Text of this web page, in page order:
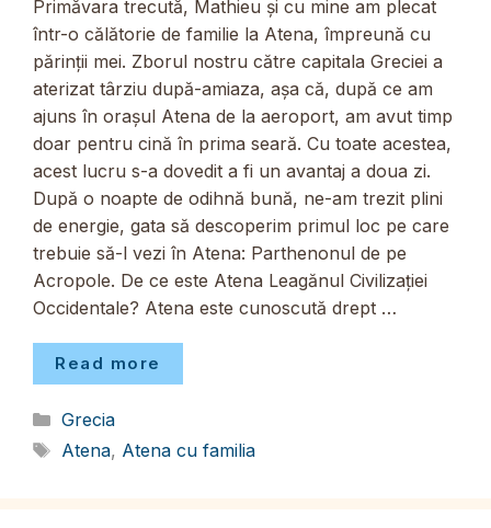
Primăvara trecută, Mathieu și cu mine am plecat
într-o călătorie de familie la Atena, împreună cu
părinții mei. Zborul nostru către capitala Greciei a
aterizat târziu după-amiaza, așa că, după ce am
ajuns în orașul Atena de la aeroport, am avut timp
doar pentru cină în prima seară. Cu toate acestea,
acest lucru s-a dovedit a fi un avantaj a doua zi.
După o noapte de odihnă bună, ne-am trezit plini
de energie, gata să descoperim primul loc pe care
trebuie să-l vezi în Atena: Parthenonul de pe
Acropole. De ce este Atena Leagănul Civilizației
Occidentale? Atena este cunoscută drept …
Read more
Categorii
Grecia
Etichete
Atena, Atena cu familia